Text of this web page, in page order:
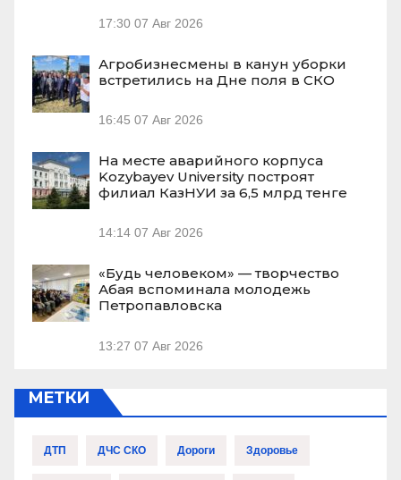
17:30 07 Авг 2026
Агробизнесмены в канун уборки
встретились на Дне поля в СКО
16:45 07 Авг 2026
На месте аварийного корпуса
Kozybayev University построят
филиал КазНУИ за 6,5 млрд тенге
14:14 07 Авг 2026
«Будь человеком» — творчество
Абая вспоминала молодежь
Петропавловска
13:27 07 Авг 2026
МЕТКИ
ДТП ДЧС СКО Дороги Здоровье